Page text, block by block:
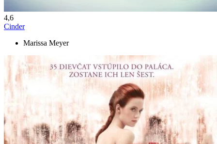
4,6
Cinder
Marissa Meyer